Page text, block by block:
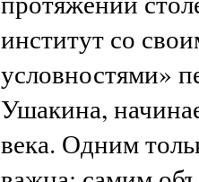
институт со
условностями»
Ушакина,
века. Одним